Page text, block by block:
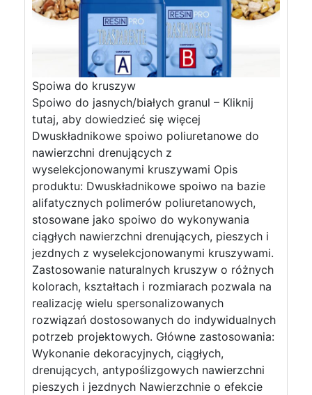
Spoiwa do kruszyw
Spoiwo do jasnych/białych granul – Kliknij
tutaj, aby dowiedzieć się więcej
Dwuskładnikowe spoiwo poliuretanowe do
nawierzchni drenujących z
wyselekcjonowanymi kruszywami Opis
produktu: Dwuskładnikowe spoiwo na bazie
alifatycznych polimerów poliuretanowych,
stosowane jako spoiwo do wykonywania
ciągłych nawierzchni drenujących, pieszych i
jezdnych z wyselekcjonowanymi kruszywami.
Zastosowanie naturalnych kruszyw o różnych
kolorach, kształtach i rozmiarach pozwala na
realizację wielu spersonalizowanych
rozwiązań dostosowanych do indywidualnych
potrzeb projektowych. Główne zastosowania:
Wykonanie dekoracyjnych, ciągłych,
drenujących, antypoślizgowych nawierzchni
pieszych i jezdnych Nawierzchnie o efekcie